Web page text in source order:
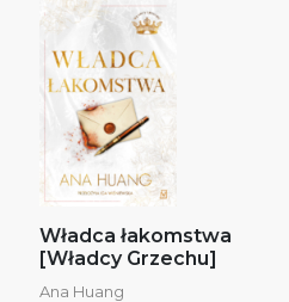
Władca łakomstwa
[Władcy Grzechu]
Ana Huang